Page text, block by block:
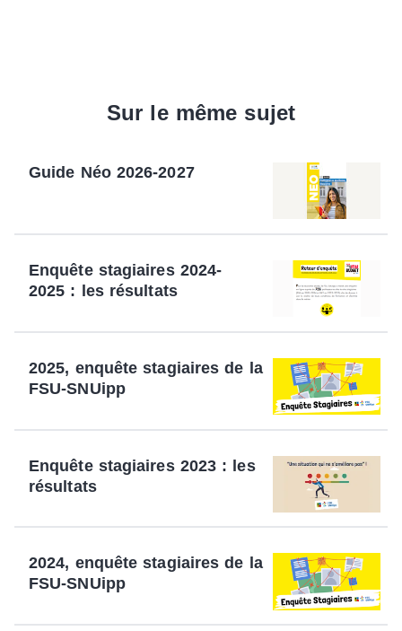
Sur le même sujet
Guide Néo 2026-2027
Enquête stagiaires 2024-
2025 : les résultats
2025, enquête stagiaires de la
FSU-SNUipp
Enquête stagiaires 2023 : les
résultats
2024, enquête stagiaires de la
FSU-SNUipp